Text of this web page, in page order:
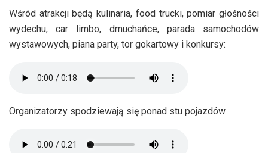
Wśród atrakcji będą kulinaria, food trucki, pomiar głośności
wydechu, car limbo, dmuchańce, parada samochodów
wystawowych, piana party, tor gokartowy i konkursy:
Organizatorzy spodziewają się ponad stu pojazdów.